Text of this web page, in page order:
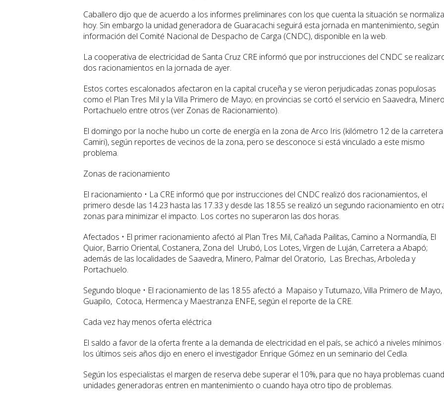
Caballero dijo que de acuerdo a los informes preliminares con los que cuenta la situación se
hoy. Sin embargo la unidad generadora de Guaracachi seguirá esta jornada en mantenimiento, según
información del Comité Nacional de Despacho de Carga (CNDC), disponible en la web.
La cooperativa de electricidad de Santa Cruz CRE informó que por instrucciones del CNDC se
dos racionamientos en la jornada de ayer.
Estos cortes escalonados afectaron en la capital cruceña y se vieron perjudicadas zonas populosas
como el Plan Tres Mil y la Villa Primero de Mayo; en provincias se cortó el servicio en Saavedra,
Portachuelo entre otros (ver Zonas de Racionamiento).
El domingo por la noche hubo un corte de energía en la zona de Arco Iris (kilómetro 12 de la
Camiri), según reportes de vecinos de la zona, pero se desconoce si está vinculado a este mismo
problema.
Zonas de racionamiento
El racionamiento • La CRE informó que por instrucciones del CNDC realizó dos racionamientos, el
primero desde las 14.23 hasta las 17.33 y desde las 18.55 se realizó un segundo racionamiento en
zonas para minimizar el impacto. Los cortes no superaron las dos horas.
Afectados • El primer racionamiento afectó al Plan Tres Mil, Cañada Pailitas, Camino a Normandía, El
Quior, Barrio Oriental, Costanera, Zona del Urubó, Los Lotes, Virgen de Luján, Carretera a Abapó;
además de las localidades de Saavedra, Minero, Palmar del Oratorio, Las Brechas, Arboleda y
Portachuelo.
Segundo bloque • El racionamiento de las 18.55 afectó a Mapaiso y Tutumazo, Villa Primero de Mayo,
Guapilo, Cotoca, Hermenca y Maestranza ENFE, según el reporte de la CRE.
Cada vez hay menos oferta eléctrica
El saldo a favor de la oferta frente a la demanda de electricidad en el país, se achicó a niveles mínimos
los últimos seis años dijo en enero el investigador Enrique Gómez en un seminario del Cedla.
Según los especialistas el margen de reserva debe superar el 10%, para que no haya problemas
unidades generadoras entren en mantenimiento o cuando haya otro tipo de problemas.